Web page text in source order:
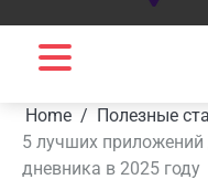
Home
Полезные
5 лучших приложений
дневника в 2025 году